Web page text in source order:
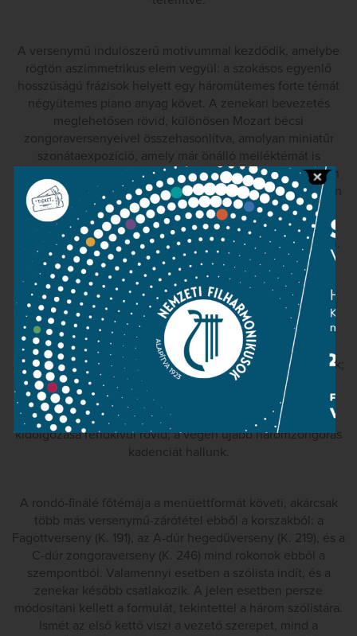
A versenymű indulószerű motívummal kezdődik, amelybe
rögtön aszimmetrikus elem vegyül: a szokásos egyenlő
hosszúságú frázisok helyett egy háromütemes forte témát
négyütemes piano anyag követ. A zenekari bevezetés
meglehetősen rövid, különösen Mozart bécsi
zongoraversenyeivel összehasonlítva, amolyan miniatűr
szonátaexpozíció, amely már önálló melléktémát is
tartalmaz. A szólisták belépése után a teljes anyag erősen
kibővített formában ismétlődik meg. A kidolgozási részben
egy helyen rendkívül mókás pillanatban van részünk,
amikor az első két zongora gazdag futamai közben a
harmadik mint egy kismadár csiripel a magas regiszterben.
A visszatérésben néhány érdekes változást fedezhetünk
fel, így például a melléktémának a két kürt belépése ad
nagyobb nyomatékot. A három szólista együtt játssza a
kadenciát.
A második tétel egyike a fiatal Mozart legszebb Adagióinak;
kétségtelenül ez a versenymű legérettebb tétele.
Többszörösen kibővített, kifejező dallamát érzéki
kromatikus figurációk dúsítják. A szonátaformájú tétel
kidolgozása rendkívül rövid; a végén újabb háromzongorás
kadenciát hallunk.
A rondó-finálé főtémája a menüettformát követi, akárcsak
több más versenymű-zárótétel ebből a korszakból: a
Fagottverseny (K. 191), az A-dúr hegedűverseny (K. 219), és a
C-dúr zongoraverseny (K. 246) mind rokonok ebből a
szempontból. Valamennyi esetben a szólista indít, és a
zenekar később csatlakozik. A jelen esetben persze
módosítani kellett a formulát, tekintettel a három szólistára.
Ismét az első kettő viszi a vezető szerepet, mind a